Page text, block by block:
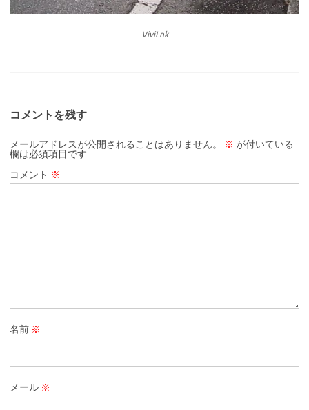
ViviLnk
コメントを残す
メールアドレスが公開されることはありません。 ※ が付いている
欄は必須項目です
コメント ※
名前 ※
メール ※